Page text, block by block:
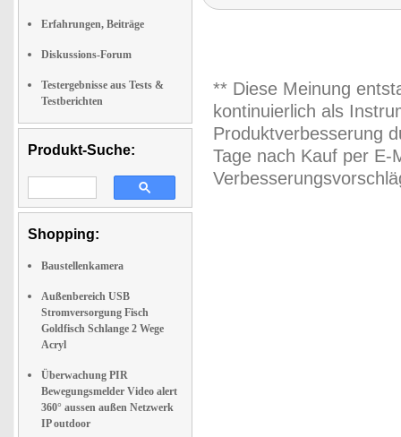
Erfahrungen, Beiträge
Diskussions-Forum
Testergebnisse aus Tests &
Testberichten
Produkt-Suche:
Shopping:
Baustellenkamera
Außenbereich USB
Stromversorgung Fisch
Goldfisch Schlange 2 Wege
Acryl
Überwachung PIR
Bewegungsmelder Video alert
360° aussen außen Netzwerk
IP outdoor
** Diese Meinung
kontinuierlich als
Produktverbesserung
Tage nach Kauf per E-